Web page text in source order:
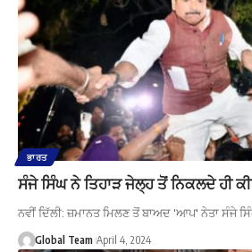
ਭਾਰਤ
ਸੰਜੇ ਸਿੰਘ ਨੇ ਤਿਹਾੜ ਜੇਲ੍ਹ ਤੋਂ ਨਿਕਲਦੇ ਹੀ
ਨਵੀਂ ਦਿੱਲੀ: ਜ਼ਮਾਨਤ ਮਿਲਣ ਤੋਂ ਬਾਅਦ 'ਆਪ' ਨੇਤਾ ਸੰਜੇ
Global Team April 4, 2024